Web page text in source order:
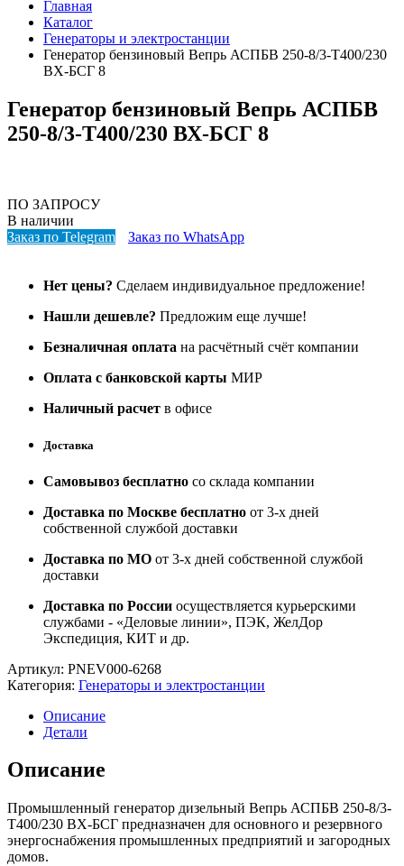
Главная
Каталог
Генераторы и электростанции
Генератор бензиновый Вепрь АСПБВ 250-8/3-Т400/230
ВХ-БСГ 8
Генератор бензиновый Вепрь АСПБВ
250-8/3-Т400/230 ВХ-БСГ 8
ПО ЗАПРОСУ
В наличии
Заказ по Telegram
Заказ по WhatsApp
Нет цены? Сделаем индивидуальное предложение!
Нашли дешевле? Предложим еще лучше!
Безналичная оплата на расчётный счёт компании
Оплата с банковской карты МИР
Наличный расчет в офисе
Доставка
Самовывоз бесплатно со склада компании
Доставка по Москве бесплатно от 3-х дней
собственной службой доставки
Доставка по МО от 3-х дней собственной службой
доставки
Доставка по России осуществляется курьерскими
службами - «Деловые линии», ПЭК, ЖелДор
Экспедиция, КИТ и др.
Артикул: PNEV000-6268
Категория: Генераторы и электростанции
Описание
Детали
Описание
Промышленный генератор дизельный Вепрь АСПБВ 250-8/3-
Т400/230 ВХ-БСГ предназначен для основного и резервного
энергоснабжения промышленных предприятий и загородных
домов.